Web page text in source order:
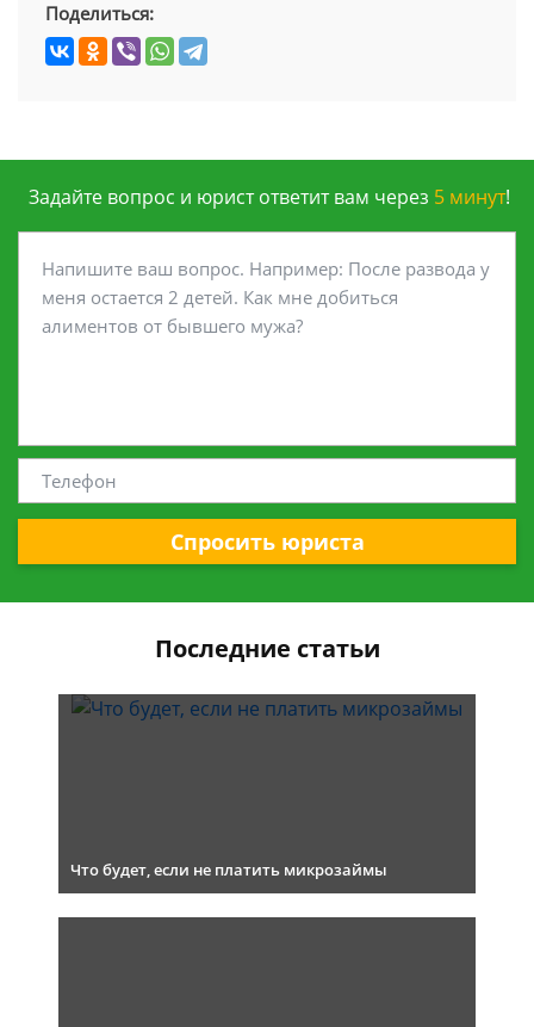
Поделиться:
Задайте вопрос и юрист ответит вам через 5 минут!
Спросить юриста
Последние статьи
Что будет, если не платить микрозаймы